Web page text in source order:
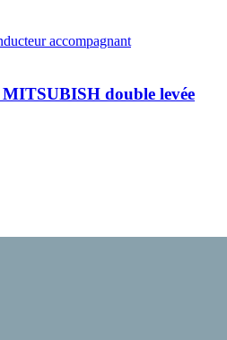
accompagnant
double levée